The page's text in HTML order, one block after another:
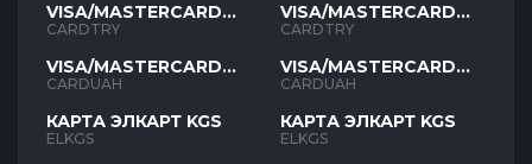
VISA/MASTERCARD
TYR
CARDTRY
VISA/MASTERCARD
UAH
CARDUAH
КАРТА ЭЛКАРТ KGS
ELKGS
VISA/MASTERCARD
TYR
CARDTRY
VISA/MASTERCARD
UAH
CARDUAH
КАРТА ЭЛКАРТ KGS
ELKGS